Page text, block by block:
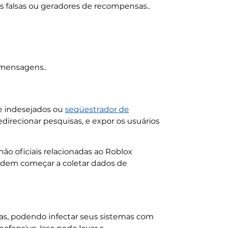
ou geradores de recompensas..
ou seqüestrador de
pesquisas, e expor os usuários
oficiais relacionadas ao Roblox
começar a coletar dados de
podendo infectar seus sistemas com